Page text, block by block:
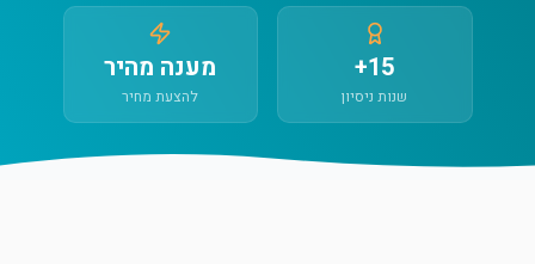
15+
שנות ניסיון
מענה מהיר
להצעת מחיר